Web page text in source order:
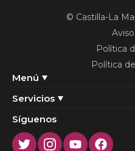
Menú
Servicios
© Castilla-La
Política
Política
Síguenos
TwitterInstagram
Youtube